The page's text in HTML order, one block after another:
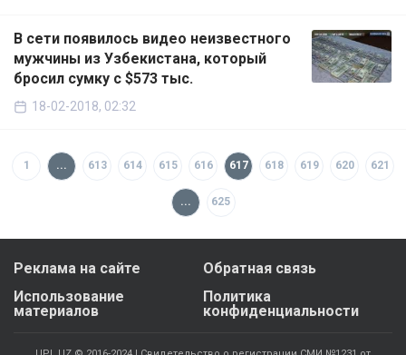
В сети появилось видео неизвестного
мужчины из Узбекистана, который
бросил сумку с $573 тыс.
18-02-2018, 02:32
1 ... 613 614 615 616 617 618 619 620 621
... 625
Реклама на сайте
Обратная связь
Использование
материалов
Политика
конфиденциальности